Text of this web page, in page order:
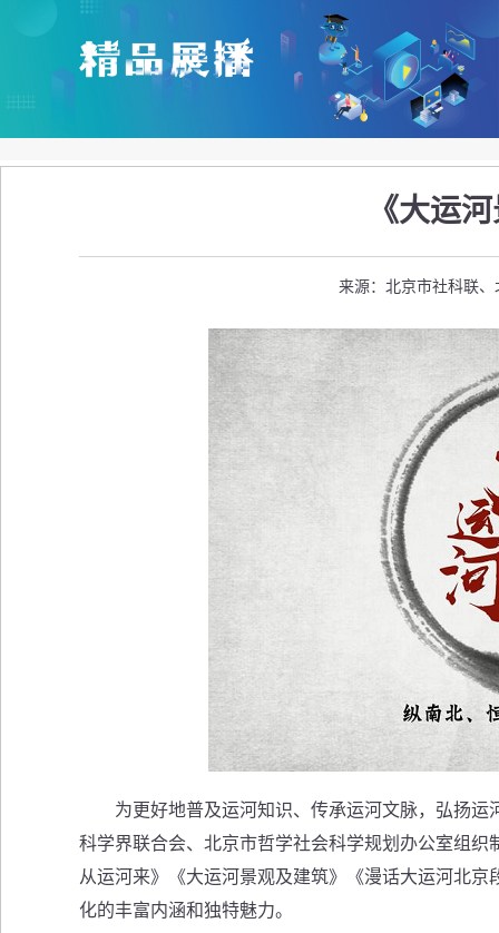
《大运
来源：北京市社科联
为更好地普及运河知识、传承运河文脉，弘扬运
科学界联合会、北京市哲学社会科学规划办公室组织
从运河来》《大运河景观及建筑》《漫话大运河北
化的丰富内涵和独特魅力。